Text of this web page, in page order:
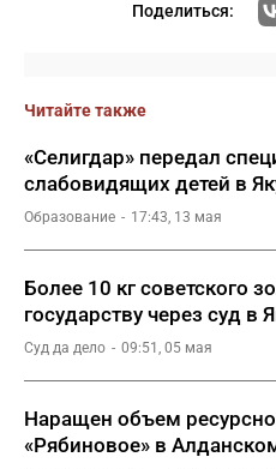
Поделиться:
Читайте также
«Селигдар» передал
слабовидящих детей в
Образование 17:43, 13 мая
Более 10 кг советского
государству через суд в
Суд да дело 09:51, 05 мая
Наращен объем
«Рябиновое» в